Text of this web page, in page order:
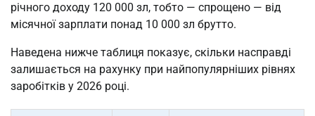
річного доходу 120 000 зл, тобто — спрощено — від
місячної зарплати понад 10 000 зл брутто.
Наведена нижче таблиця показує, скільки насправді
залишається на рахунку при найпопулярніших рівнях
заробітків у 2026 році.